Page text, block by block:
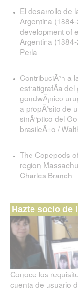
El desarrollo de
Argentina
development of
Argentina
Perla
ContribuciÃ³n a
estratigrafÃ­a del
gondwÃ¡nico
a propÃ³sito de
sinÃ³ptico del
brasileÃ±o /
The Copepods
region
Charles Branch
Hazte socio de
Conoce los
cuenta de usuario